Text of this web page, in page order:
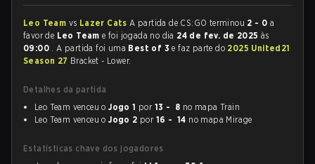
Leo Team vs Lazer CatsA partida de CS:GO terminou 2 - 0 a
favor de Leo Teame foi jogada no dia 24 de fev. de 2025 às
09:00 . A partida foi uma Best of 3e faz parte do 2025 United21
Season 27 Bracket - Lower.
Detalhes da partida
Leo Team venceu oJogo 1 por 13 - 8 no mapa Train
Leo Team venceu oJogo 2 por 16 - 14 no mapa Mirage
Estatísticas chave dos jogadores